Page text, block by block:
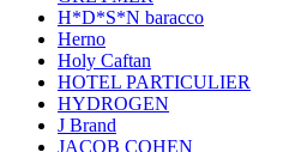
H*D*S*N baracco
Herno
Holy Caftan
HOTEL PARTICULIER
HYDROGEN
J Brand
JACOB COHEN